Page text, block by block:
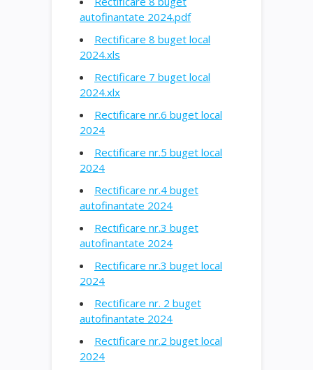
autofinantate 2024.pdf
Rectificare 8 buget local
2024.xls
Rectificare 7 buget local
2024.xlx
Rectificare nr.6 buget local
2024
Rectificare nr.5 buget local
2024
Rectificare nr.4 buget
autofinantate 2024
Rectificare nr.3 buget
autofinantate 2024
Rectificare nr.3 buget local
2024
Rectificare nr. 2 buget
autofinantate 2024
Rectificare nr.2 buget local
2024